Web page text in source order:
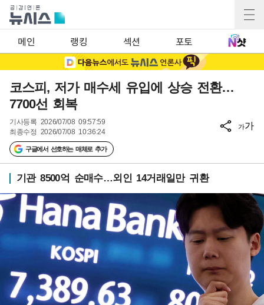
메인 랭킹 섹션 포토
코스피, 저가 매수세 유입에 상승 전환…
7700선 회복
기사등록 2026/07/08 09:57:59
최종수정 2026/07/08 10:36:24
구글에서 선호하는 매체로 추가
가가
기관 8500억 순매수…외인 14거래일만 귀환